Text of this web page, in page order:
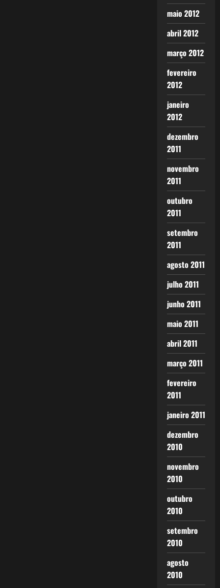
maio 2012
abril 2012
março 2012
fevereiro
2012
janeiro
2012
dezembro
2011
novembro
2011
outubro
2011
setembro
2011
agosto 2011
julho 2011
junho 2011
maio 2011
abril 2011
março 2011
fevereiro
2011
janeiro 2011
dezembro
2010
novembro
2010
outubro
2010
setembro
2010
agosto
2010